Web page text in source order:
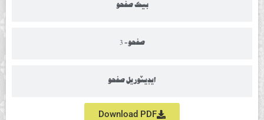
بيڪ صفحو
صفحو- 3
ايڊيٽوريل صفحو
Download PDF